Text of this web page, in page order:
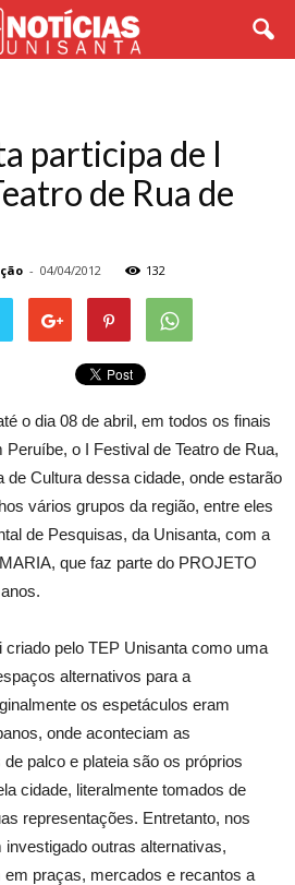
participa de I
de Rua de
- 04/04/2012 132
o dia 08 de abril, em todos os finais
o I Festival de Teatro de Rua,
de Cultura dessa cidade, onde estarão
vários grupos da região, entre eles
de Pesquisas, da Unisanta, com a
que faz parte do PROJETO
pelo TEP Unisanta como uma
alternativos para a
os espetáculos eram
onde aconteciam as
palco e plateia são os próprios
cidade, literalmente tomados de
representações. Entretanto, nos
outras alternativas,
praças, mercados e recantos a